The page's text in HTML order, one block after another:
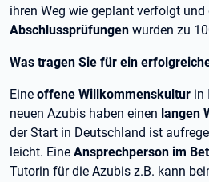
ihren Weg wie geplant verfolgt
Abschlussprüfungen wurden zu
Was tragen Sie für ein
Eine offene Willkommenskultur in
neuen Azubis haben einen langen
der Start in Deutschland ist
leicht. Eine Ansprechperson im
Tutorin für die Azubis z.B. kann